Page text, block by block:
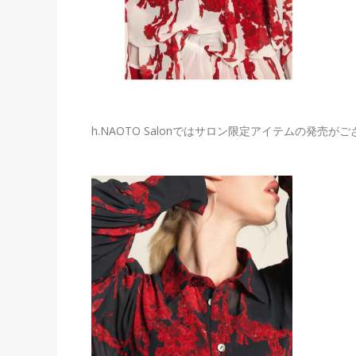
h.NAOTO Salonではサロン限定アイテムの発売がご